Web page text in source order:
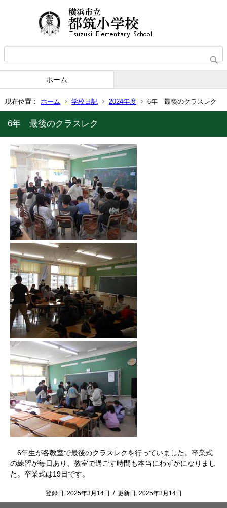
ホーム
現在位置： ホーム 学校日記 2024年度 6年 最後のクラスレク
6年 最後のクラスレク
6年生が各教室で最後のクラスレクを行っていました。卒業式
の練習が毎日あり、教室で過ごす時間も本当にわずかになりまし
た。卒業式は19日です。
登録日: 2025年3月14日 / 更新日: 2025年3月14日